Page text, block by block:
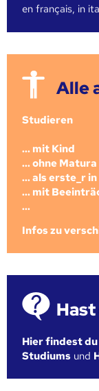
en français, in
Alle
Studieren
... mit Kind
... ohne Matura
... als erste_r
... mit
...
Infos zu
Hast
Hier findest
Studiums und